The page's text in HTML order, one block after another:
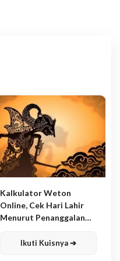
Kalkulator Weton
Online, Cek Hari Lahir
Menurut Penanggalan
Ikuti Kuisnya ➔